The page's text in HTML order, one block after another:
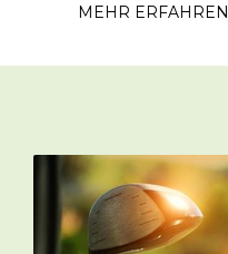
MEHR ERFAHREN